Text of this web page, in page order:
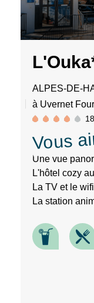
ALPES-DE-
à Uvernet
Vous
Une vue
L'hôtel cozy
La TV et le
La station